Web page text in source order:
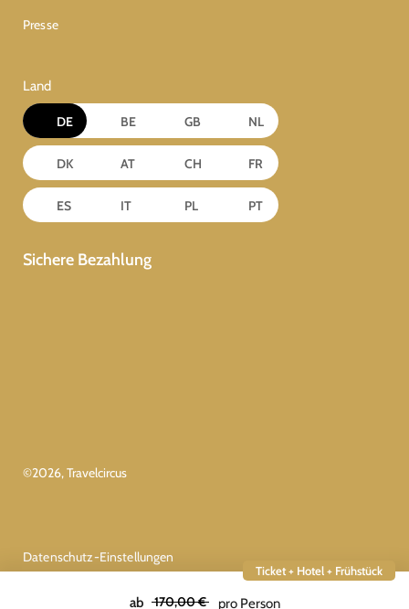
Ticket + Hotel + Frühstück
ab 170,00 € pro Person
Presse
Land
DE BE GB NL
DK AT CH FR
ES IT PL PT
Sichere Bezahlung
©2026, Travelcircus
Datenschutz-Einstellungen